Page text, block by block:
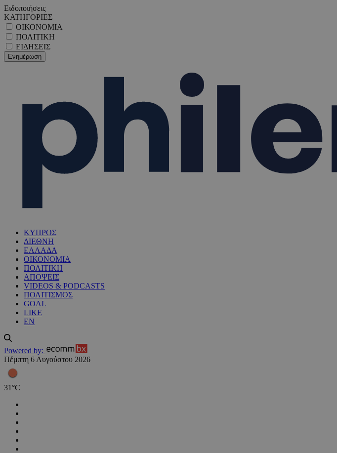
Ειδοποιήσεις
ΚΑΤΗΓΟΡΙΕΣ
ΟΙΚΟΝΟΜΙΑ
ΠΟΛΙΤΙΚΗ
ΕΙΔΗΣΕΙΣ
ΚΥΠΡΟΣ
ΔΙΕΘΝΗ
ΕΛΛΑΔΑ
ΟΙΚΟΝΟΜΙΑ
ΠΟΛΙΤΙΚΗ
ΑΠΟΨΕΙΣ
VIDEOS & PODCASTS
ΠΟΛΙΤΙΣΜΟΣ
GOAL
LIKE
EN
Powered by:
Πέμπτη 6 Αυγούστου 2026
31 °C